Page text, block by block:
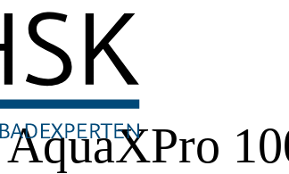
AquaXPro